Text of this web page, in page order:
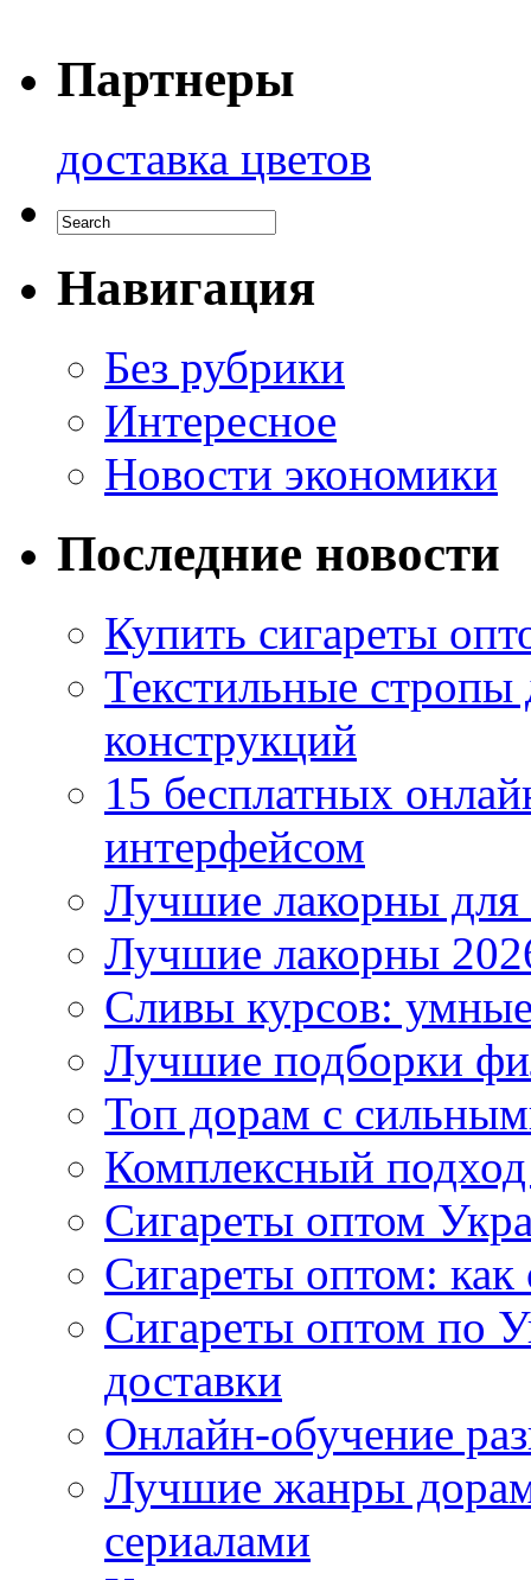
Партнеры
доставка цветов
Навигация
Без рубрики
Интересное
Новости экономики
Последние новости
Купить сигареты
Текстильные
конструкций
15 бесплатных
интерфейсом
Лучшие лакорны для
Лучшие лакорны
Сливы курсов:
Лучшие подборки
Топ дорам с
Комплексный
Сигареты оптом
Сигареты оптом: как
Сигареты оптом по
доставки
Онлайн-обучение
Лучшие жанры дорам
сериалами